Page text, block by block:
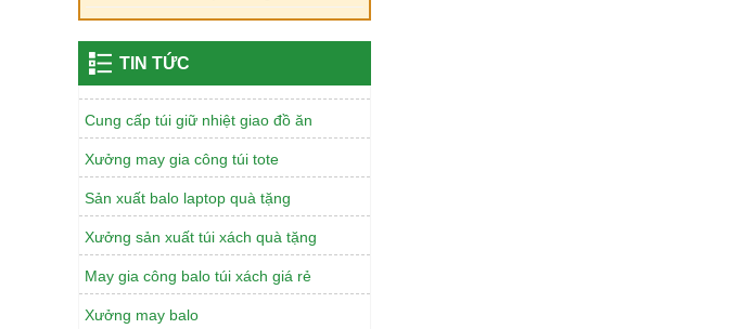
TIN TỨC
Túi mỹ phẩm quà tặng - Chìa khoá
thành công
Cung cấp túi giữ nhiệt giao đồ ăn
Xưởng may gia công túi tote
Sản xuất balo laptop quà tặng
Xưởng sản xuất túi xách quà tặng
May gia công balo túi xách giá rẻ
Xưởng may balo